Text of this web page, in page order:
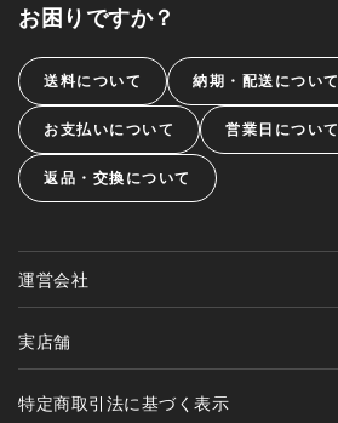
お困りですか？
送料について 納期・配送について
お支払いについて 営業日について
返品・交換について
運営会社
実店舗
特定商取引法に基づく表示